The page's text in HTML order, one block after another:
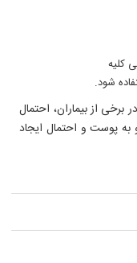
کلیه
شود.
از بیماران، احتمال
به پوست و احتمال ایجاد